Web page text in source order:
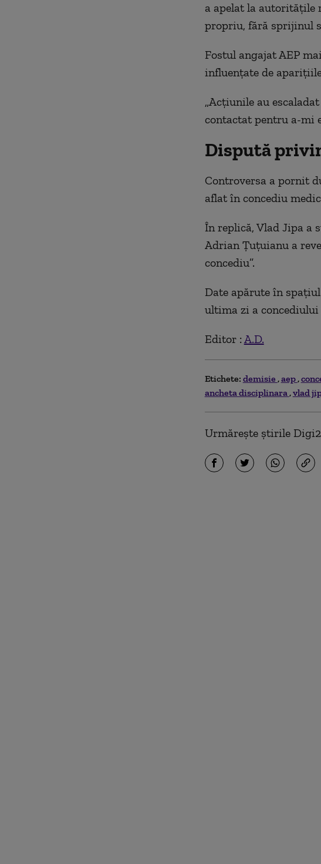
a apelat la autoritățile
propriu, fără sprijinul
Fostul angajat AEP
influențate de
„Acțiunile au
contactat pentru a-mi
Dispută
Controversa a pornit
aflat în concediu
În replică, Vlad Jipa a
Adrian Țuțuianu a
concediu”.
Date apărute în
ultima zi a concediului
Editor : A.D.
Etichete: demisie aep
ancheta disciplinara vlad
Urmărește știrile